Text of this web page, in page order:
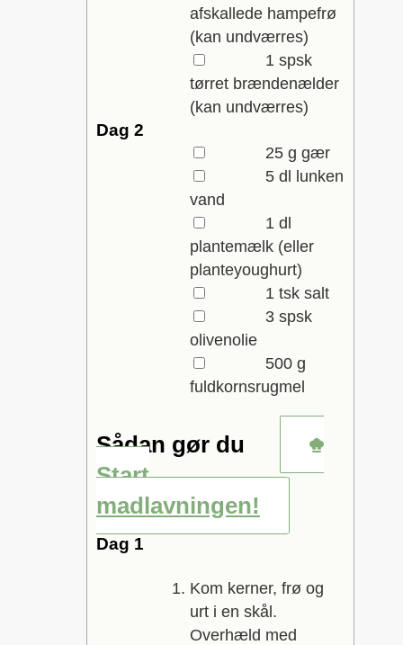
afskallede hampefrø
(kan undværres)
1 spsk
tørret brændenælder
(kan undværres)
Dag 2
25 g gær
5 dl lunken
vand
1 dl
plantemælk (eller
planteyoughurt)
1 tsk salt
3 spsk
olivenolie
500 g
fuldkornsrugmel
Sådan gør du
Start
madlavningen!
Dag 1
Kom kerner, frø og
urt i en skål.
Overhæld med